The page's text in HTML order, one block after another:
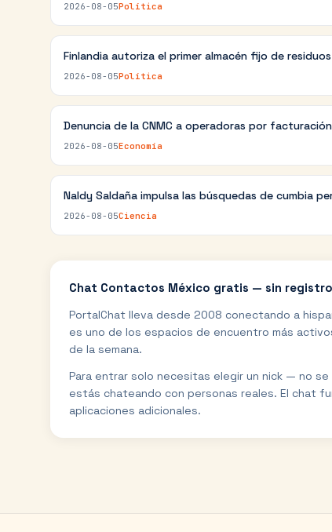
2026-08-05Política
Finlandia autoriza el primer almacén fijo de
2026-08-05Política
Denuncia de la CNMC a operadoras por
2026-08-05Economía
Naldy Saldaña impulsa las búsquedas de cumbia
2026-08-05Ciencia
Chat Contactos México gratis — sin registro
PortalChat lleva desde 2008 conectando a
es uno de los espacios de encuentro más
de la semana.
Para entrar solo necesitas elegir un nick — no
estás chateando con personas reales. El chat
aplicaciones adicionales.